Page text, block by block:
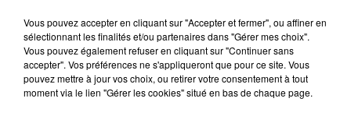
11 juillet 2026
Inscrivez-vous au casting The Voice & The Voice
Kids !
Vous pouvez accepter en cliquant sur "Accepter et fermer", ou affiner en
sélectionnant les finalités et/ou partenaires dans "Gérer mes choix".
Vous pouvez également refuser en cliquant sur "Continuer sans
accepter". Vos préférences ne s'appliqueront que pour ce site. Vous
pouvez mettre à jour vos choix, ou retirer votre consentement à tout
moment via le lien "Gérer les cookies" situé en bas de chaque page.